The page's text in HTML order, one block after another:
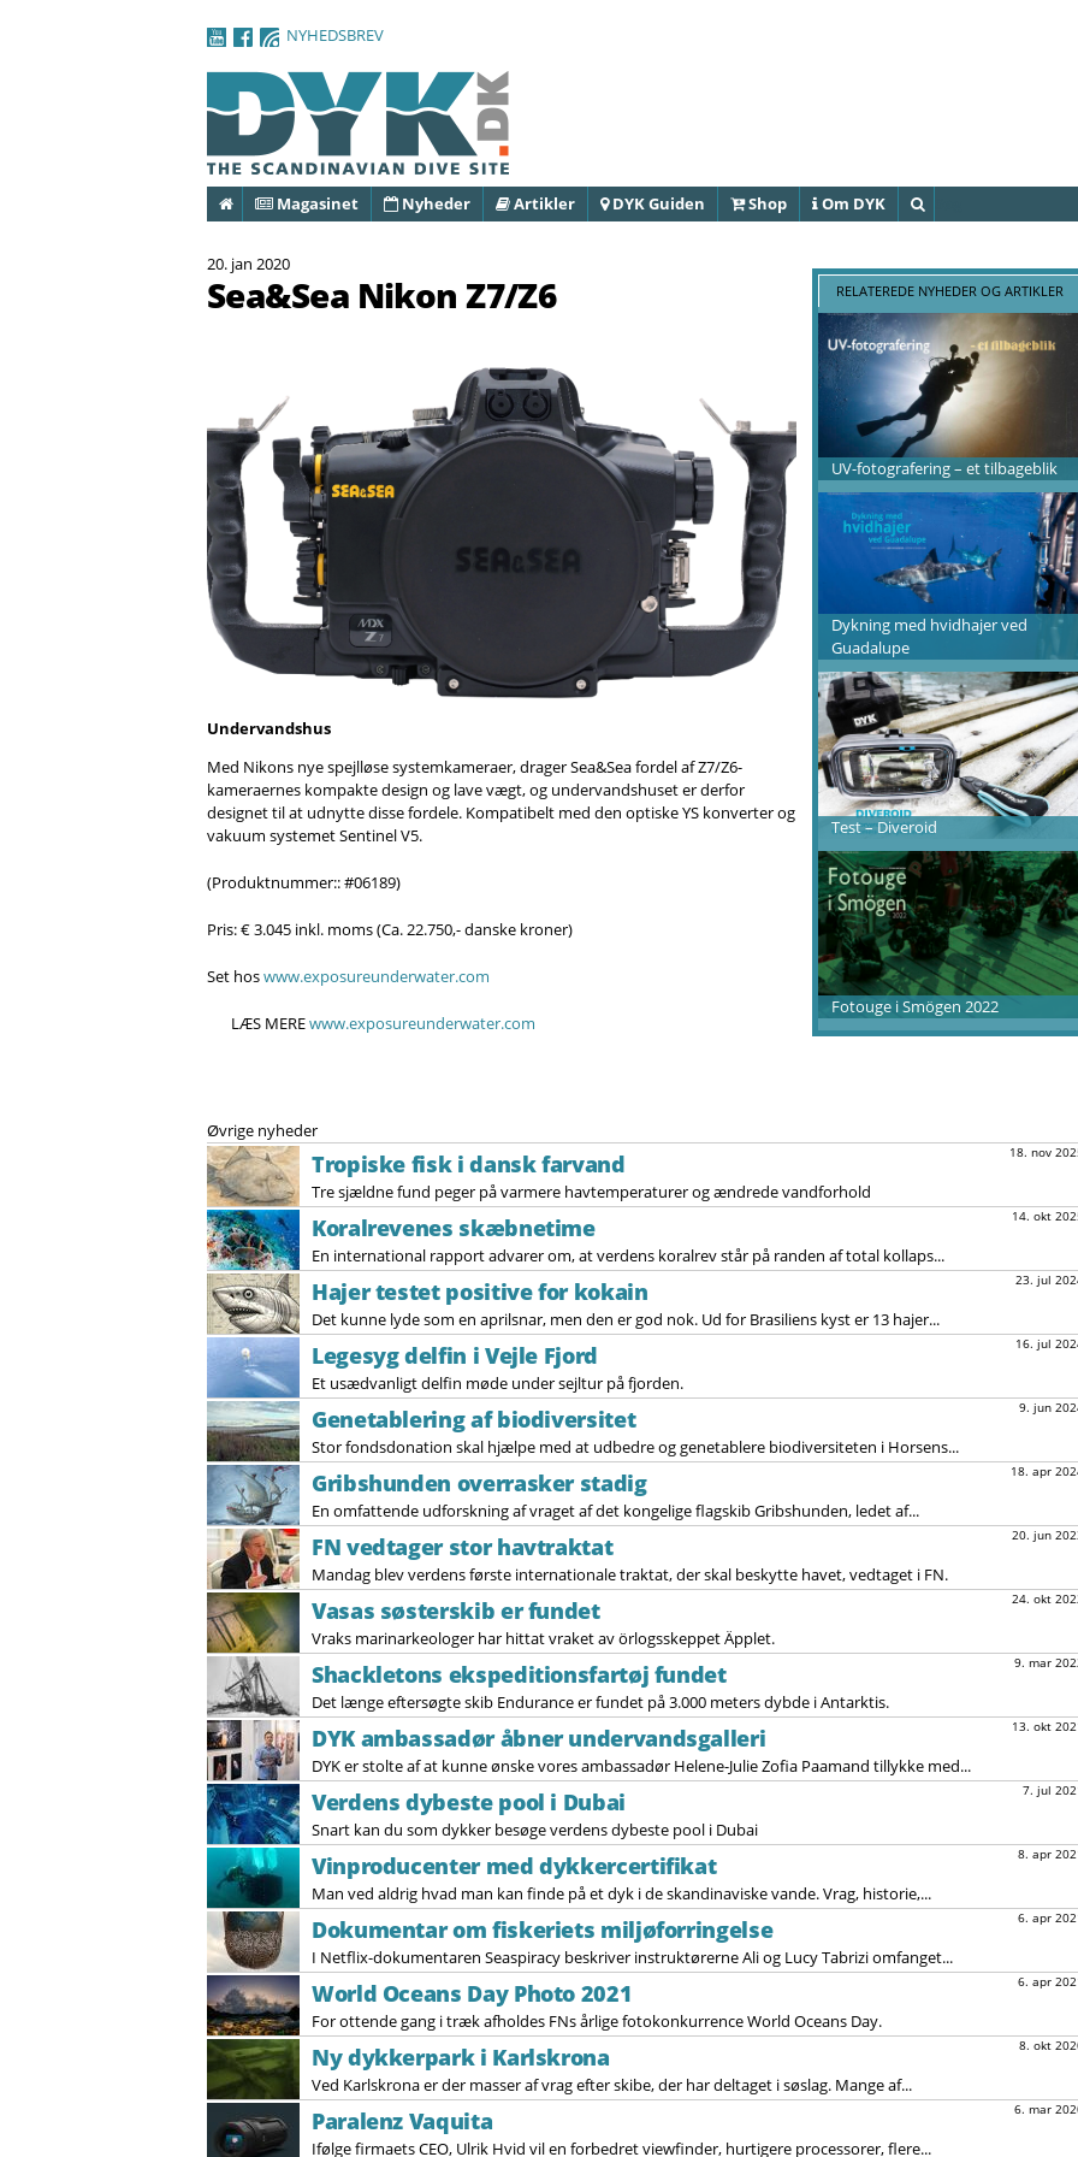
NYHEDSBREV
ForsideMagasinet Nyheder Artikler DYK Guiden Shop Om DYK
20. jan 2020
Sea&Sea Nikon Z7/Z6
Undervandshus
Med Nikons nye spejlløse systemkameraer, drager Sea&Sea fordel af Z7/Z6-
kameraernes kompakte design og lave vægt, og undervandshuset er derfor
designet til at udnytte disse fordele. Kompatibelt med den optiske YS konverter og
vakuum systemet Sentinel V5.
(Produktnummer:: #06189)
Pris: € 3.045 inkl. moms (Ca. 22.750,- danske kroner)
Set hoswww.exposureunderwater.com
LÆS MEREwww.exposureunderwater.com
RELATEREDE NYHEDER OG ARTIKLER
UV-fotografering – et tilbageblik
Dykning med hvidhajer ved
Guadalupe
Test – Diveroid
Fotouge i Smögen 2022
Øvrige nyheder
18. nov
Tropiske fisk i dansk farvand
Tre sjældne fund peger på varmere havtemperaturer og ændrede vandforhold
14. okt
Koralrevenes skæbnetime
En international rapport advarer om, at verdens koralrev står på randen af total kollaps...
23. jul
Hajer testet positive for kokain
Det kunne lyde som en aprilsnar, men den er god nok. Ud for Brasiliens kyst er 13 hajer...
16. jul
Legesyg delfin i Vejle Fjord
Et usædvanligt delfin møde under sejltur på fjorden.
9. jun
Genetablering af biodiversitet
Stor fondsdonation skal hjælpe med at udbedre og genetablere biodiversiteten i Horsens...
18. apr
Gribshunden overrasker stadig
En omfattende udforskning af vraget af det kongelige flagskib Gribshunden, ledet af...
20. jun
FN vedtager stor havtraktat
Mandag blev verdens første internationale traktat, der skal beskytte havet, vedtaget i FN.
24. okt
Vasas søsterskib er fundet
Vraks marinarkeologer har hittat vraket av örlogsskeppet Äpplet.
9. mar
Shackletons ekspeditionsfartøj fundet
Det længe eftersøgte skib Endurance er fundet på 3.000 meters dybde i Antarktis.
13. okt
DYK ambassadør åbner undervandsgalleri
DYK er stolte af at kunne ønske vores ambassadør Helene-Julie Zofia Paamand tillykke med...
7. jul
Verdens dybeste pool i Dubai
Snart kan du som dykker besøge verdens dybeste pool i Dubai
8. apr
Vinproducenter med dykkercertifikat
Man ved aldrig hvad man kan finde på et dyk i de skandinaviske vande. Vrag, historie,...
6. apr
Dokumentar om fiskeriets miljøforringelse
I Netflix-dokumentaren Seaspiracy beskriver instruktørerne Ali og Lucy Tabrizi omfanget...
6. apr
World Oceans Day Photo 2021
For ottende gang i træk afholdes FNs årlige fotokonkurrence World Oceans Day.
8. okt
Ny dykkerpark i Karlskrona
Ved Karlskrona er der masser af vrag efter skibe, der har deltaget i søslag. Mange af...
6. mar
Paralenz Vaquita
Ifølge firmaets CEO, Ulrik Hvid vil en forbedret viewfinder, hurtigere processorer, flere...